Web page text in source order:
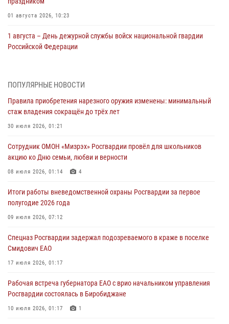
01 августа 2026, 10:23
1 августа – День дежурной службы войск национальной гвардии
Российской Федерации
В Росгвардии вспоминают российских воинов, погибших в Первой
01 августа 2026, 10:19
Внесены изменения в правила проведения контрольного отстрела
31 июля 2026, 01:48
Правила приобретения нарезного оружия изменены: минимальный
30 июля 2026, 01:21
Росгвардейцы задержали гражданина за хулиганство и попытку
29 июля 2026, 01:05
ПОПУЛЯРНЫЕ НОВОСТИ
Правила приобретения нарезного оружия изменены: минимальный
стаж владения сокращён до трёх лет
30 июля 2026, 01:21
Сотрудник ОМОН «Мизрэх» Росгвардии провёл для школьников
акцию ко Дню семьи, любви и верности
08 июля 2026, 01:14 4
Итоги работы вневедомственной охраны Росгвардии за первое
полугодие 2026 года
09 июля 2026, 07:12
Спецназ Росгвардии задержал подозреваемого в краже в поселке
Смидович ЕАО
17 июля 2026, 01:17
Рабочая встреча губернатора ЕАО с врио начальником управления
Росгвардии состоялась в Биробиджане
10 июля 2026, 01:17 1